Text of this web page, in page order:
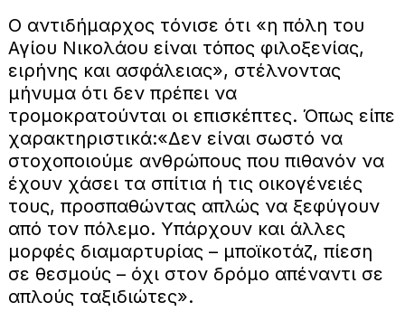
Ο αντιδήμαρχος τόνισε ότι «η πόλη του
Αγίου Νικολάου είναι τόπος φιλοξενίας,
ειρήνης και ασφάλειας», στέλνοντας
μήνυμα ότι δεν πρέπει να
τρομοκρατούνται οι επισκέπτες. Όπως είπε
χαρακτηριστικά:«Δεν είναι σωστό να
στοχοποιούμε ανθρώπους που πιθανόν να
έχουν χάσει τα σπίτια ή τις οικογένειές
τους, προσπαθώντας απλώς να ξεφύγουν
από τον πόλεμο. Υπάρχουν και άλλες
μορφές διαμαρτυρίας – μποϊκοτάζ, πίεση
σε θεσμούς – όχι στον δρόμο απέναντι σε
απλούς ταξιδιώτες».